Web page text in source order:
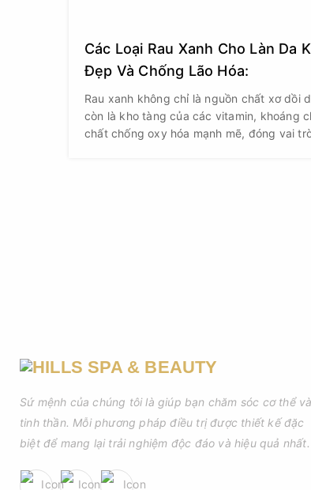
Các Loại Rau Xanh Cho Làn Da
Đẹp Và Chống Lão Hóa:
Rau xanh không chỉ là nguồn chất xơ dồi
còn là kho tàng của các vitamin, khoáng
chất chống oxy hóa mạnh mẽ, đóng vai
Sứ mệnh của chúng tôi là giúp bạn chăm sóc cơ thể và
tinh thần. Mỗi phương pháp điều trị được thiết kế đặc
biệt để mang lại trải nghiệm độc đáo và hiệu quả nhất.